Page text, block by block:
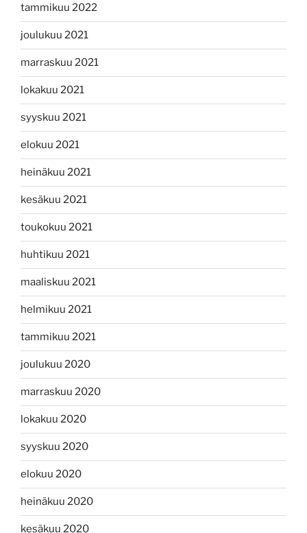
tammikuu 2022
joulukuu 2021
marraskuu 2021
lokakuu 2021
syyskuu 2021
elokuu 2021
heinäkuu 2021
kesäkuu 2021
toukokuu 2021
huhtikuu 2021
maaliskuu 2021
helmikuu 2021
tammikuu 2021
joulukuu 2020
marraskuu 2020
lokakuu 2020
syyskuu 2020
elokuu 2020
heinäkuu 2020
kesäkuu 2020